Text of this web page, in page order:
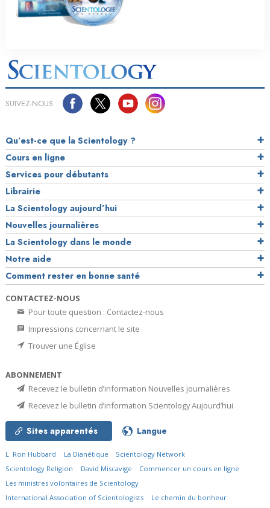
SUIVEZ-NOUS
Qu’est-ce que la Scientology ?
Cours en ligne
Services pour débutants
Librairie
La Scientology aujourd’hui
Nouvelles journalières
La Scientology dans le monde
Notre aide
Comment rester en bonne santé
CONTACTEZ-NOUS
Pour toute question : Contactez-nous
Impressions concernant le site
Trouver une Église
ABONNEMENT
Recevez le bulletin d’information Nouvelles journalières
Recevez le bulletin d’information Scientology Aujourd’hui
Sites apparentés Langue
L. Ron Hubbard La Dianétique
Scientology Network
Scientology Religion
David Miscavige
Commencer un cours en ligne
Les ministres volontaires de Scientology
International Association of Scientologists
Le chemin du bonheur